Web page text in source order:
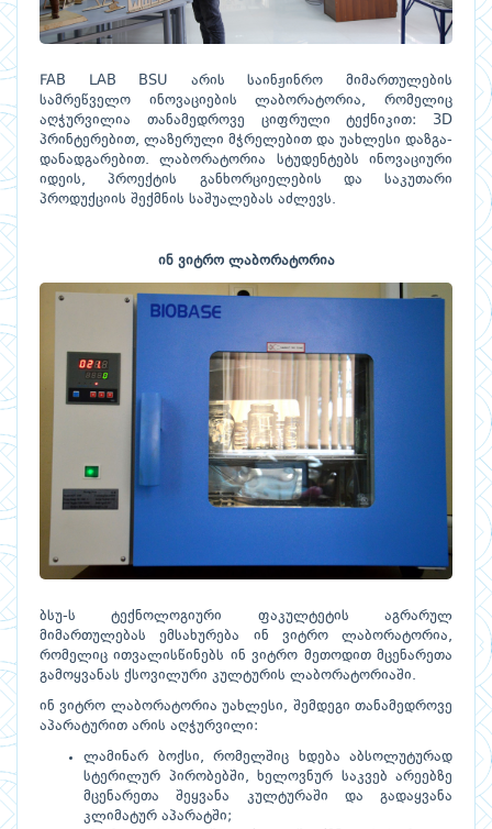
FAB LAB BSU არის საინჟინრო მიმართულების
სამრეწველო ინოვაციების ლაბორატორია, რომელიც
აღჭურვილია თანამედროვე ციფრული ტექნიკით: 3D
პრინტერებით, ლაზერული მჭრელებით და უახლესი დაზგა-
დანადგარებით. ლაბორატორია სტუდენტებს ინოვაციური
იდეის, პროექტის განხორციელების და საკუთარი
პროდუქციის შექმნის საშუალებას აძლევს.
ინ ვიტრო ლაბორატორია
ბსუ-ს ტექნოლოგიური ფაკულტეტის აგრარულ
მიმართულებას ემსახურება ინ ვიტრო ლაბორატორია,
რომელიც ითვალისწინებს ინ ვიტრო მეთოდით მცენარეთა
გამოყვანას ქსოვილური კულტურის ლაბორატორიაში.
ინ ვიტრო ლაბორატორია უახლესი, შემდეგი თანამედროვე
აპარატურით არის აღჭურვილი:
ლამინარ ბოქსი, რომელშიც ხდება აბსოლუტურად
სტერილურ პირობებში, ხელოვნურ საკვებ არეებზე
მცენარეთა შეყვანა კულტურაში და გადაყვანა
კლიმატურ აპარატში;